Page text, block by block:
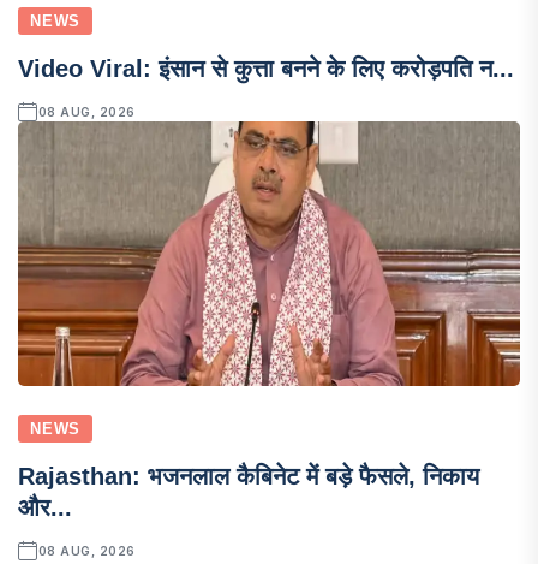
NEWS
Video Viral: इंसान से कुत्ता बनने के लिए करोड़पति न...
08 AUG, 2026
NEWS
Rajasthan: भजनलाल कैबिनेट में बड़े फैसले, निकाय
और...
08 AUG, 2026